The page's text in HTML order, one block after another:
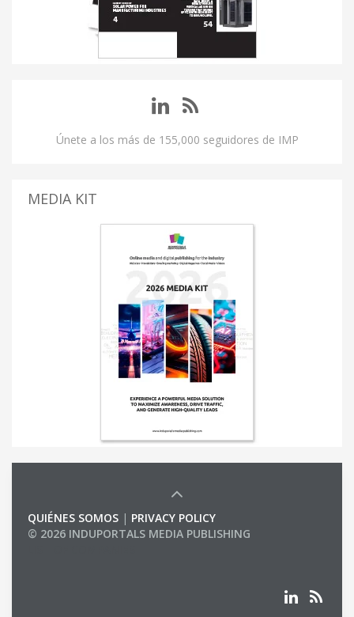
Únete a los más de 155,000 seguidores de IMP
MEDIA KIT
QUIÉNES SOMOS | PRIVACY POLICY
© 2026 INDUPORTALS MEDIA PUBLISHING